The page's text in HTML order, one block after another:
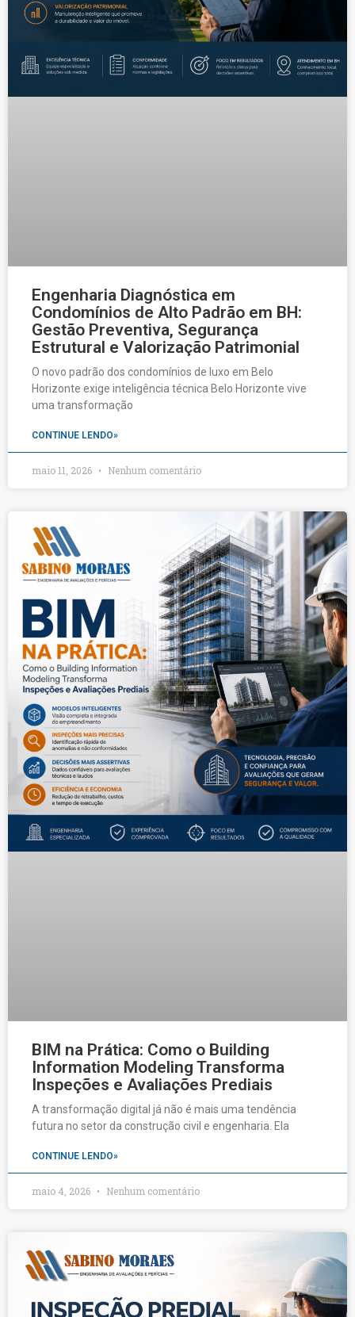
Engenharia Diagnóstica em
Condomínios de Alto Padrão em BH:
Gestão Preventiva, Segurança
Estrutural e Valorização Patrimonial
O novo padrão dos condomínios de luxo em Belo
Horizonte exige inteligência técnica Belo Horizonte vive
uma transformação
CONTINUE LENDO»
maio 11, 2026 Nenhum comentário
BIM na Prática: Como o Building
Information Modeling Transforma
Inspeções e Avaliações Prediais
A transformação digital já não é mais uma tendência
futura no setor da construção civil e engenharia. Ela
CONTINUE LENDO»
maio 4, 2026 Nenhum comentário